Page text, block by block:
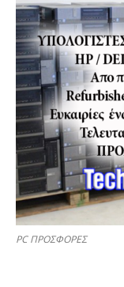
PC ΠΡΟΣΦΟΡΕΣ